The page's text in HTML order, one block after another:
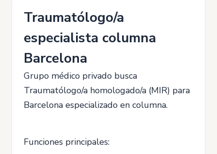
Traumatólogo/a
especialista columna
Barcelona
Grupo médico privado busca
Traumatólogo/a homologado/a (MIR) para
Barcelona especializado en columna.
Funciones principales: